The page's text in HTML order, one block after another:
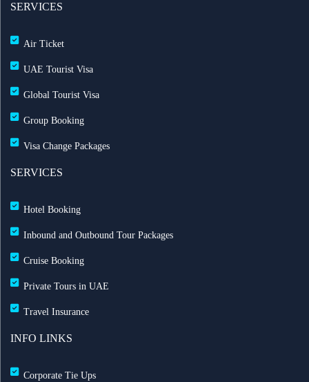
عرض طيران الإمارات إلى دبي | عشاء بحري وزيارة فنية
طيران الإمارات تشغّل رحلاتها إلى بغداد
طيران الإمارات تطلق بطاقة إيميريتس آسيا باس لرحلات
متعددة
رحلات الشارقة إلى لندن مباشرة مع العربية للطيران
SERVICES
Air Ticket
UAE Tourist Visa
Global Tourist Visa
Group Booking
Visa Change Packages
SERVICES
Hotel Booking
Inbound and Outbound Tour Packages
Cruise Booking
Private Tours in UAE
Travel Insurance
INFO LINKS
Corporate Tie Ups